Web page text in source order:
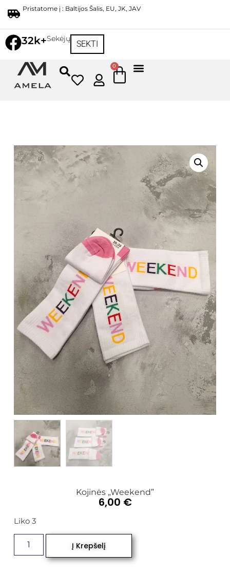
Pristatome į : Baltijos Šalis, EU, JK, JAV
32k+Sekėjų
SEKTI
0
Kojinės „Weekend”
6,00 €
Liko 3
Į Krepšelį